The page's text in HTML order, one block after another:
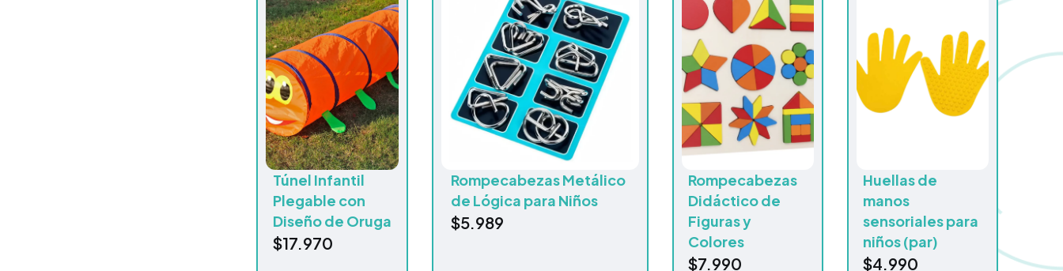
Túnel Infantil
Plegable con
Diseño de Oruga
$17.970
Rompecabezas Metálico
de Lógica para Niños
$5.989
Rompecabezas
Didáctico de
Figuras y
Colores
$7.990
Huellas de
manos
sensoriales para
niños (par)
$4.990